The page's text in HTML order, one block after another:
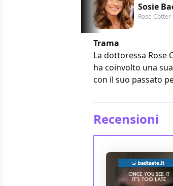
Sosie
Rose Cotter
Trama
La dottoressa Rose
ha coinvolto una
con il suo passato
Recensioni